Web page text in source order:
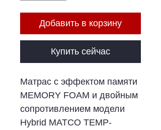
Добавить в корзину
Купить сейчас
Матрас с эффектом памяти
MEMORY FOAM и двойным
сопротивлением модели
Hybrid MATCO TEMP-